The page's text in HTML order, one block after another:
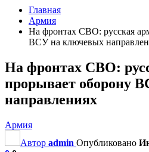
Главная
Армия
На фронтах СВО: русская
ВСУ на ключевых
На фронтах СВО:
прорывает оборону
направлениях
Армия
Автор admin Опубликовано